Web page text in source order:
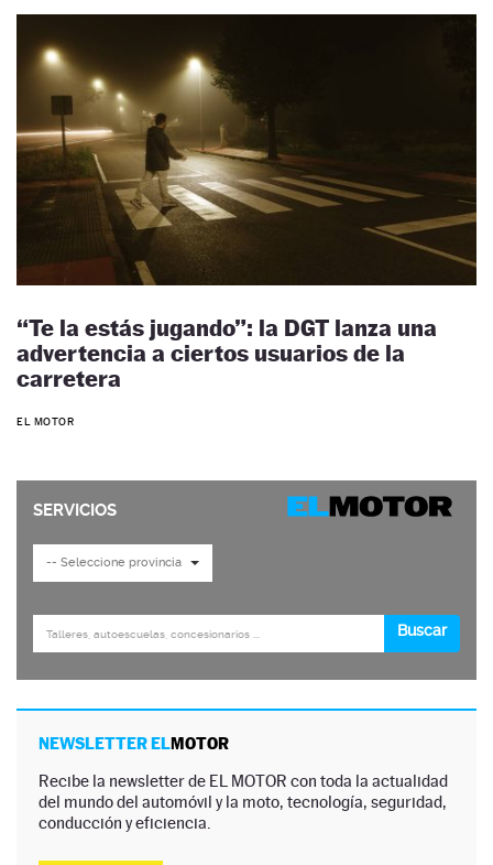
“Te la estás jugando”: la DGT lanza una
advertencia a ciertos usuarios de la
carretera
EL MOTOR
NEWSLETTER ELMOTOR
Recibe la newsletter de EL MOTOR con toda la actualidad
del mundo del automóvil y la moto, tecnología, seguridad,
conducción y eficiencia.